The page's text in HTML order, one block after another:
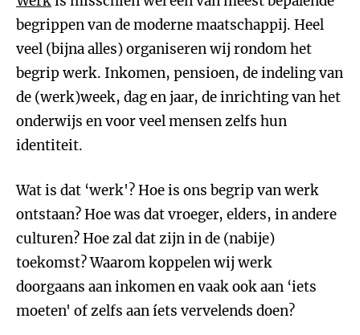
begrippen van de moderne maatschappij. Heel
veel (bijna alles) organiseren wij rondom het
begrip werk. Inkomen, pensioen, de indeling van
de (werk)week, dag en jaar, de inrichting van het
onderwijs en voor veel mensen zelfs hun
identiteit.
Wat is dat ‘werk'? Hoe is ons begrip van werk
ontstaan? Hoe was dat vroeger, elders, in andere
culturen? Hoe zal dat zijn in de (nabije)
toekomst? Waarom koppelen wij werk
doorgaans aan inkomen en vaak ook aan ‘iets
moeten' of zelfs aan íets vervelends doen?